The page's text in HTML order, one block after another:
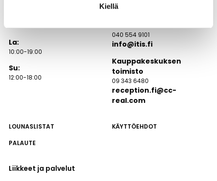
Kiellä
LOUNASLISTAT
KÄYTTÖEHDOT
PALAUTE
Liikkeet ja palvelut
10:00-20:00
La:
10:00-19:00
Su:
12:00-18:00
00930 Helsinki
Itiksen info
040 554 9101
info@itis.fi
Kauppakeskuksen
toimisto
09 343 6480
reception.fi@cc-
real.com